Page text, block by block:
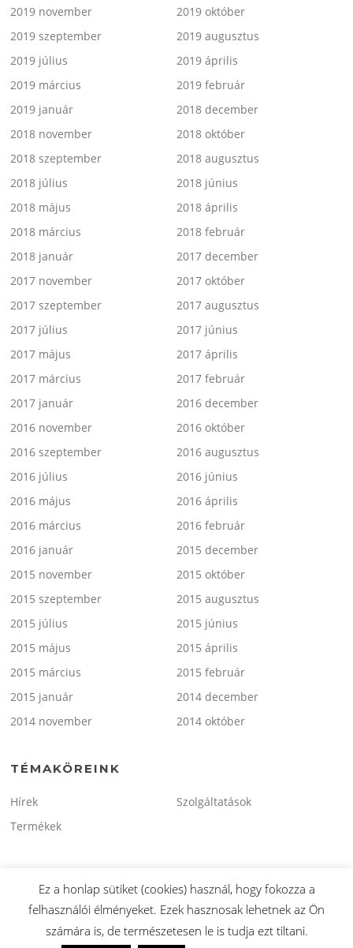
2019 november
2019 október
2019 szeptember
2019 augusztus
2019 július
2019 április
2019 március
2019 február
2019 január
2018 december
2018 november
2018 október
2018 szeptember
2018 augusztus
2018 július
2018 június
2018 május
2018 április
2018 március
2018 február
2018 január
2017 december
2017 november
2017 október
2017 szeptember
2017 augusztus
2017 július
2017 június
2017 május
2017 április
2017 március
2017 február
2017 január
2016 december
2016 november
2016 október
2016 szeptember
2016 augusztus
2016 július
2016 június
2016 május
2016 április
2016 március
2016 február
2016 január
2015 december
2015 november
2015 október
2015 szeptember
2015 augusztus
2015 július
2015 június
2015 május
2015 április
2015 március
2015 február
2015 január
2014 december
2014 november
2014 október
TÉMAKÖREINK
Hírek
Szolgáltatások
Termékek
Copyright © 2026 minitaxi.hu. Minden Jog Fenntartva.
Ez a honlap sütiket (cookies) használ, hogy fokozza a
felhasználói élményeket. Ezek hasznosak lehetnek az Ön
számára is, de természetesen le is tudja ezt tiltani.